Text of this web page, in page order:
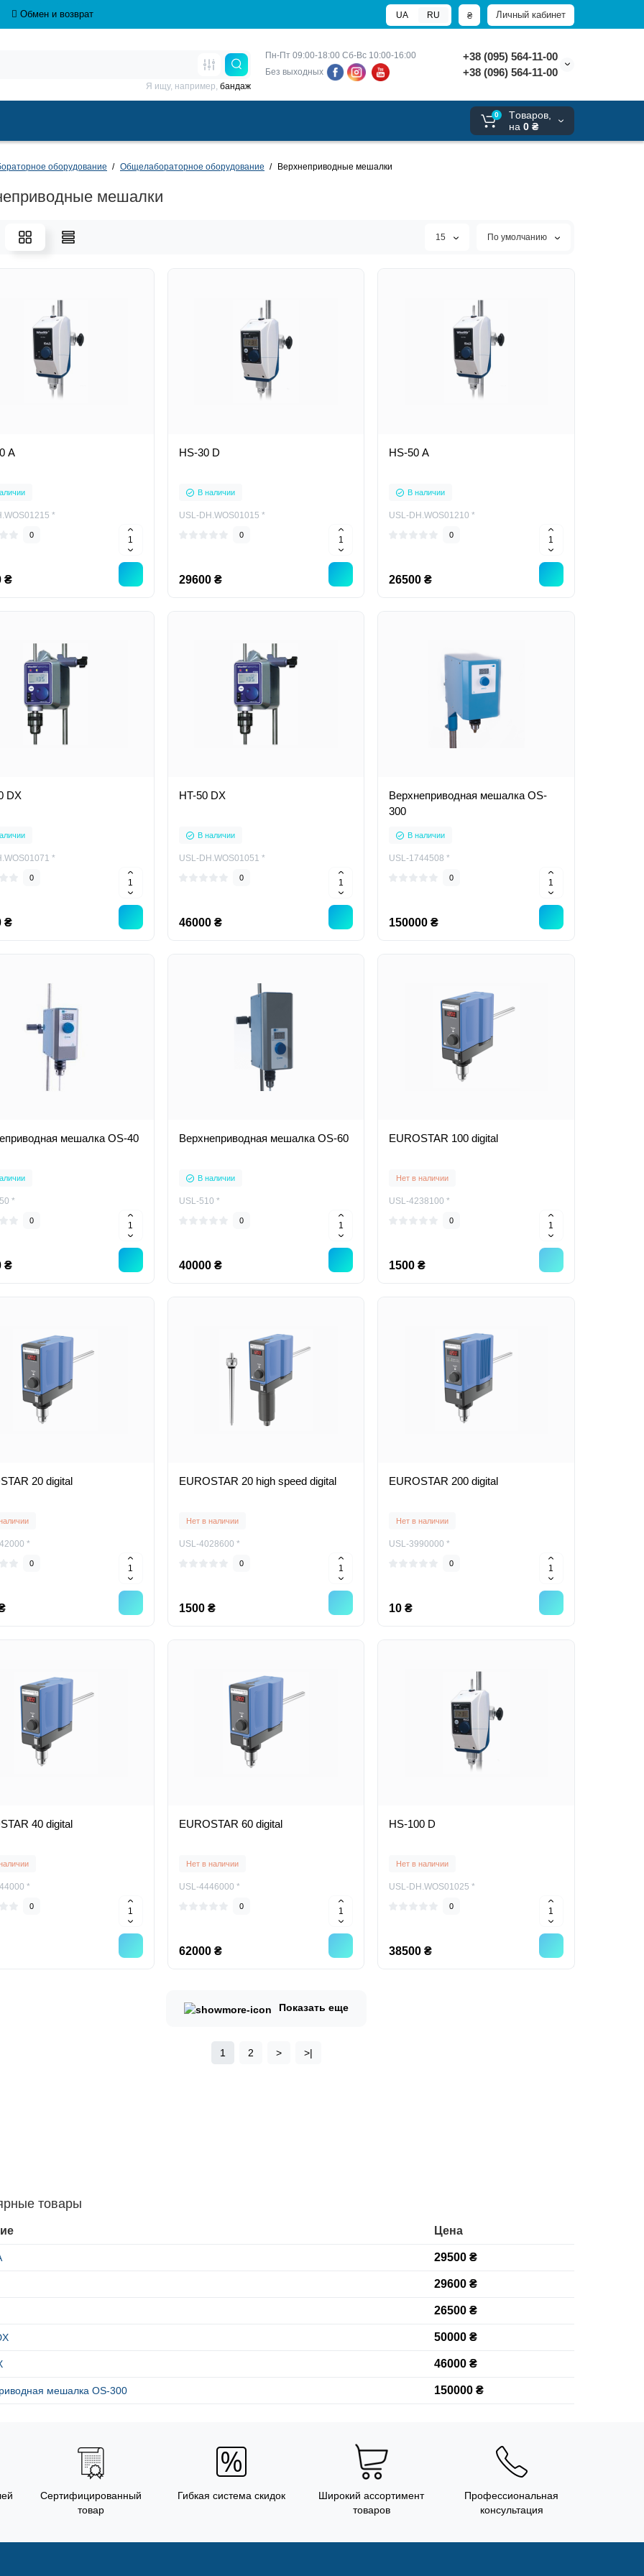
Обмен и возврат Личный кабинет
₴
UA RU
Пн-Пт 09:00-18:00 Сб-Вс 10:00-16:00
Без выходных
+38 (095) 564-11-00
+38 (096) 564-11-00
Я ищу, например, бандаж
0
Tоваров,
на 0 ₴
оборудование Общелабораторное оборудование Верхнеприводные мешалки
мешалки
15 По умолчанию
А
*
0
₴
HS-30 D
В наличии
USL-DH.WOS01015 *
0
29600 ₴
HS-50 А
В наличии
USL-DH.WOS01210 *
0
26500 ₴
DX
*
0
₴
HT-50 DX
В наличии
USL-DH.WOS01051 *
0
46000 ₴
Верхнеприводная мешалка OS-
300
В наличии
USL-1744508 *
0
150000 ₴
мешалка OS-40
*
0
₴
Верхнеприводная мешалка OS-60
В наличии
USL-510 *
0
40000 ₴
EUROSTAR 100 digital
Нет в наличии
USL-4238100 *
0
1500 ₴
20 digital
*
0
EUROSTAR 20 high speed digital
Нет в наличии
USL-4028600 *
0
1500 ₴
EUROSTAR 200 digital
Нет в наличии
USL-3990000 *
0
10 ₴
40 digital
*
0
EUROSTAR 60 digital
Нет в наличии
USL-4446000 *
0
62000 ₴
HS-100 D
Нет в наличии
USL-DH.WOS01025 *
0
38500 ₴
Показать еще
1 2 > >|
товары
Цена
29500 ₴
29600 ₴
26500 ₴
50000 ₴
46000 ₴
мешалка OS-300 150000 ₴
Сертифицированный
товар
Гибкая система скидок
Широкий ассортимент
товаров
Профессиональная
консультация